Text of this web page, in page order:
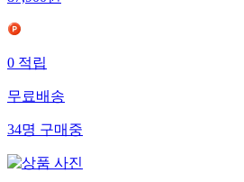
0적립
무료배송
34명구매중